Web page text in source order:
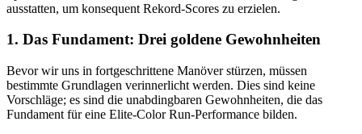
ausstatten, um konsequent Rekord-Scores zu erzielen.
1. Das Fundament: Drei goldene Gewohnheiten
Bevor wir uns in fortgeschrittene Manöver stürzen, müssen
bestimmte Grundlagen verinnerlicht werden. Dies sind keine
Vorschläge; es sind die unabdingbaren Gewohnheiten, die das
Fundament für eine Elite-Color Run-Performance bilden.